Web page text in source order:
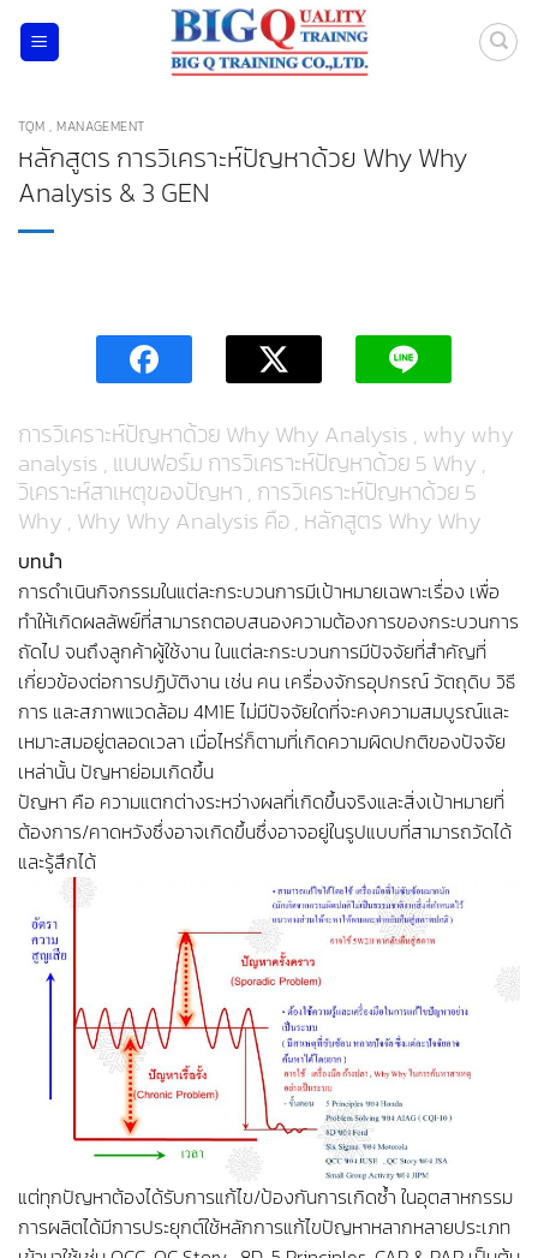
TQM , MANAGEMENT
หลักสูตร การวิเคราะห์ปัญหาด้วย Why Why
Analysis & 3 GEN
การวิเคราะห์ปัญหาด้วย Why Why Analysis , why why
analysis , แบบฟอร์ม การวิเคราะห์ปัญหาด้วย 5 Why ,
วิเคราะห์สาเหตุของปัญหา , การวิเคราะห์ปัญหาด้วย 5
Why , Why Why Analysis คือ, หลักสูตร Why Why
บทนำ
การดำเนินกิจกรรมในแต่ละกระบวนการมีเป้าหมายเฉพาะเรื่อง เพื่อ
ทำให้เกิดผลลัพย์ที่สามารถตอบสนองความต้องการของกระบวนการ
ถัดไป จนถึงลูกค้าผู้ใช้งาน ในแต่ละกระบวนการมีปัจจัยที่สำคัญที่
เกี่ยวข้องต่อการปฏิบัติงาน เช่น คน เครื่องจักรอุปกรณ์ วัตถุดิบ วิธี
การ และสภาพแวดล้อม 4M1E ไม่มีปัจจัยใดที่จะคงความสมบูรณ์และ
เหมาะสมอยู่ตลอดเวลา เมื่อไหร่ก็ตามที่เกิดความผิดปกติของปัจจัย
เหล่านั้น ปัญหาย่อมเกิดขึ้น
ปัญหา คือ ความแตกต่างระหว่างผลที่เกิดขึ้นจริงและสิ่งเป้าหมายที่
ต้องการ/คาดหวังซึ่งอาจเกิดขึ้นซึ่งอาจอยู่ในรูปแบบที่สามารถวัดได้
และรู้สึกได้
แต่ทุกปัญหาต้องได้รับการแก้ไข/ป้องกันการเกิดซ้ำ ในอุตสาหกรรม
การผลิตได้มีการประยุกต์ใช้หลักการแก้ไขปัญหาหลากหลายประเภท